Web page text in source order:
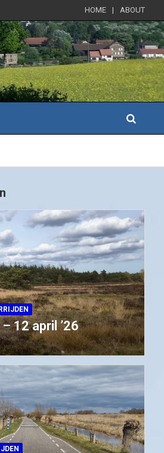
HOME ABOUT
12 april ’26